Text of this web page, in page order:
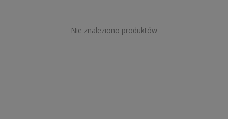
Wyposażenie i akcesoria samochodowe
Nie znaleziono produktów